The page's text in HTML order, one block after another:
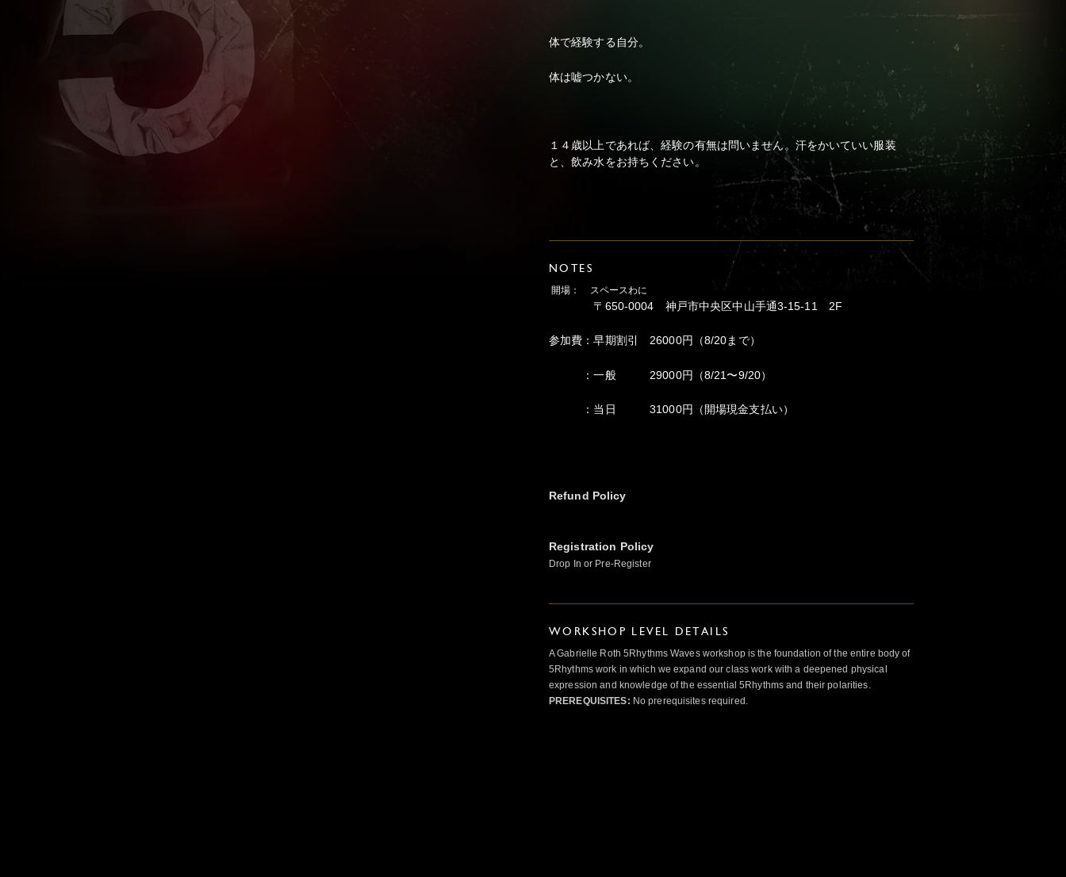
体で経験する自分。
体は嘘つかない。
１４歳以上であれば、経験の有無は問いません。汗をかいていい服装
と、飲み水をお持ちください。
NOTES
開場： スペースわに
〒650-0004 神戸市中央区中山手通3-15-11 2F
参加費：早期割引 26000円（8/20まで）
：一般 29000円（8/21〜9/20）
：当日 31000円（開場現金支払い）
Refund Policy
Registration Policy
Drop In or Pre-Register
WORKSHOP LEVEL DETAILS
A Gabrielle Roth 5Rhythms Waves workshop is the foundation of the entire body of
5Rhythms work in which we expand our class work with a deepened physical
expression and knowledge of the essential 5Rhythms and their polarities.
PREREQUISITES: No prerequisites required.